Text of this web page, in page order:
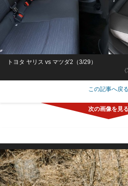
トヨタ ヤリス vs マツダ2（3/29）
この記事へ戻る